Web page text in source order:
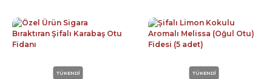
TÜKENDİ TÜKENDİ